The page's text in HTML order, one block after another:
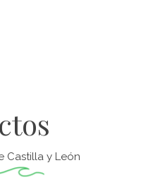
Castilla y León